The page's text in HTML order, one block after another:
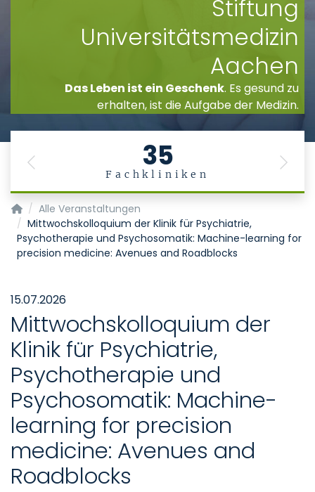
Stiftung
Universitätsmedizin
Aachen
Das Leben ist ein Geschenk. Es gesund zu
erhalten, ist die Aufgabe der Medizin.
35
Fachkliniken
Previous Next
Startseite
Alle Veranstaltungen
Mittwochskolloquium der Klinik für Psychiatrie,
Psychotherapie und Psychosomatik: Machine-learning for
precision medicine: Avenues and Roadblocks
15.07.2026
Mittwochskolloquium der
Klinik für Psychiatrie,
Psychotherapie und
Psychosomatik: Machine-
learning for precision
medicine: Avenues and
Roadblocks